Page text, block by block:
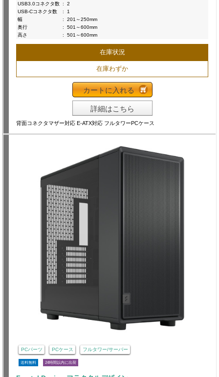
USB3.0コネクタ数 :
2
USB-Cコネクタ数
:
1
幅
:
201～250mm
奥行
:
501～600mm
高さ
: 501～600mm
在庫状況
在庫わずか
カートに入れる
詳細はこちら
背面コネクタマザー対応 E-ATX対応 フルタワーPCケース
PCパーツ PCケース フルタワー/サーバー
送料無料 24時間以内に出荷